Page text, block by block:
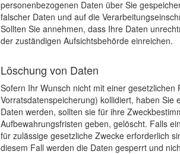
personenbezogenen Daten über Sie
falscher Daten und auf die
Sollten Sie annehmen, dass Ihre Daten
der zuständigen Aufsichtsbehörde einreichen.
Löschung von Daten
Sofern Ihr Wunsch nicht mit einer
Vorratsdatenspeicherung) kollidiert, haben
Daten werden, sollten sie für ihre
Aufbewahrungsfristen geben, gelöscht. Falls
für zulässige gesetzliche Zwecke erforderlich
diesem Fall werden die Daten gesperrt und